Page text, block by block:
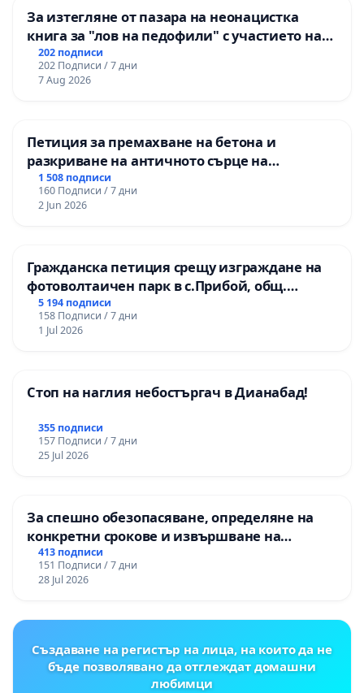
За изтегляне от пазара на неонацистка
книга за "лов на педофили" с участието на
деца
202 подписи
202 Подписи / 7 дни
7 Aug 2026
Петиция за премахване на бетона и
разкриване на античното сърце на
Могиланската могила във Враца
1 508 подписи
160 Подписи / 7 дни
2 Jun 2026
Гражданска петиция срещу изграждане на
фотоволтаичен парк в с.Прибой, общ.
Радомир
5 194 подписи
158 Подписи / 7 дни
1 Jul 2026
Стоп на наглия небостъргач в Дианабад!
355 подписи
157 Подписи / 7 дни
25 Jul 2026
За спешно обезопасяване, определяне на
конкретни срокове и извършване на
цялостна рехабилитация на
републиканския път между пътен възел АМ
„Тракия“ - гр. Ихтиман - с. Мирово - к.к.
413 подписи
151 Подписи / 7 дни
28 Jul 2026
Създаване на регистър на лица, на които да не
бъде позволявано да отглеждат домашни
любимци